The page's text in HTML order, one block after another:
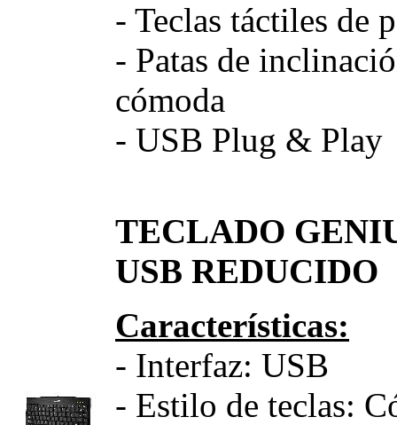
- Teclas táctiles de
- Patas de
cómoda
- USB Plug & Play
TECLADO
USB REDUCIDO
Características:
- Interfaz: USB
- Estilo de teclas: